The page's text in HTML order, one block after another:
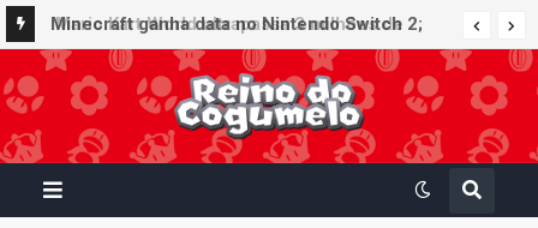
Minecraft ganha data no Nintendo Switch 2;
Super Mario Mash-Up receberá atualização
gráfica exclusiva